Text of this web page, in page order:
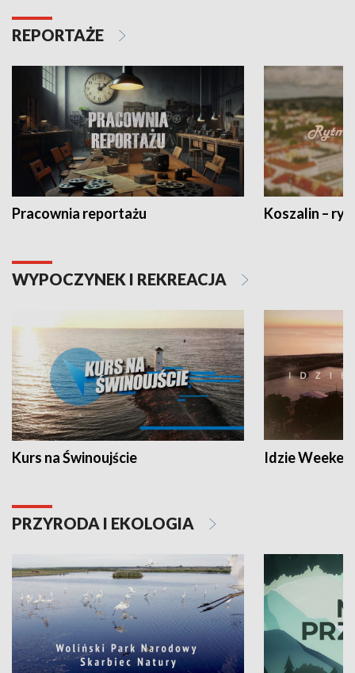
REPORTAŻE
Pracownia reportażu Koszalin –
WYPOCZYNEK I REKREACJA
Kurs na Świnoujście Idzie
PRZYRODA I EKOLOGIA